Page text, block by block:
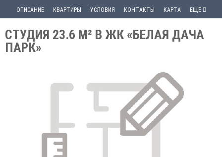
ОПИСАНИЕ КВАРТИРЫ УСЛОВИЯ КОНТАКТЫ КАРТА ЕЩЕ
СТУДИЯ 23.6 М² В ЖК «БЕЛАЯ ДАЧА
ПАРК»